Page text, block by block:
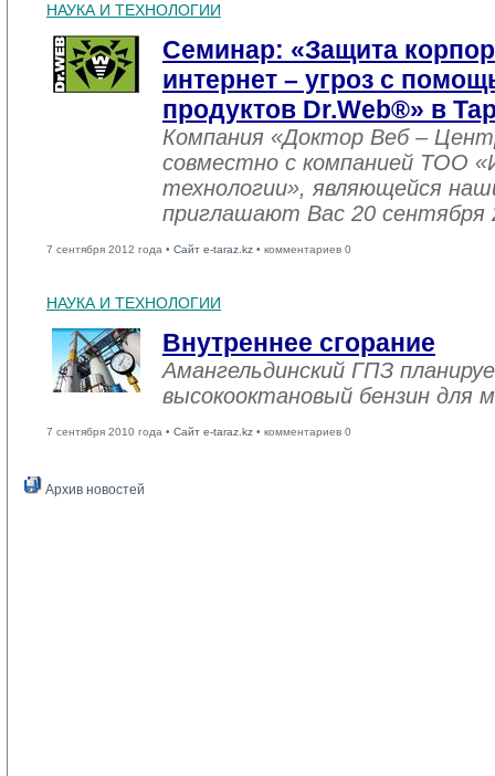
НАУКА И ТЕХНОЛОГИИ
Семинар: «Защита
интернет – угроз с
продуктов Dr.Web®» в
Компания «Доктор Веб –
совместно с компанией ТОО
технологии», являющейся
приглашают Вас 20 сентября
7 сентября 2012 года • Сайт e-taraz.kz • комментариев 0
НАУКА И ТЕХНОЛОГИИ
Внутреннее сгорание
Амангельдинский ГПЗ
высокооктановый бензин для
7 сентября 2010 года • Сайт e-taraz.kz • комментариев 0
Архив новостей